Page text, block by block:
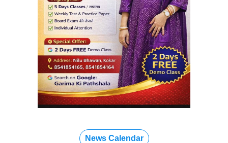
News Calendar